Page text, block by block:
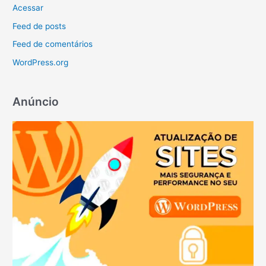
Acessar
Feed de posts
Feed de comentários
WordPress.org
Anúncio